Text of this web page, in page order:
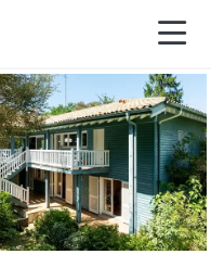
Visite vidéo